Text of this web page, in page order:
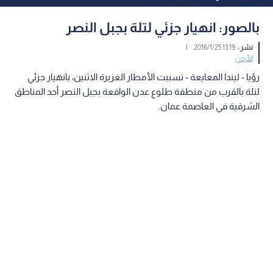
بالصور: انهيار جزئي لتلة بجبل النصر
نشر :13:19 2016/1/25
|
الأردن
رؤيا - ليندا المعايعة - تسببت الأمطار الغزيرة الاثنين، بانهيار جزئي
لتلة بالقرب من منطقة طلوع عدن الواقعة بجبل النصر أحد المناطق
الشرقية في العاصمة عمان.